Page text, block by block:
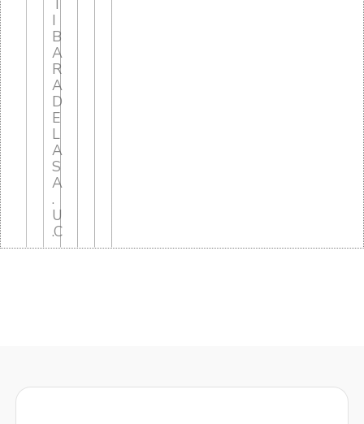
T
I
B
A
R
A
D
E
L
A
S
A
.
U
.C